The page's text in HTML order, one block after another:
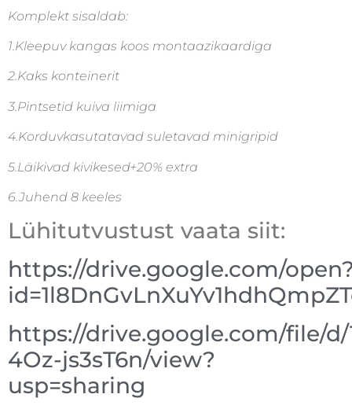
Komplekt sisaldab:
1.Kleepuv kangas koos montaazikaardiga
2.Kaks konteinerit
3.Pintsetid kuiva liimiga
4.Korduvkasutatavad suletavad minigripid
5.Läikivad kivikesed+20% extra
6.Juhend 8 keeles
Lühitutvustust vaata siit:
https://drive.google.com/
https://drive.google.com/file/d/
4Oz-js3sT6n/view?
usp=sharing